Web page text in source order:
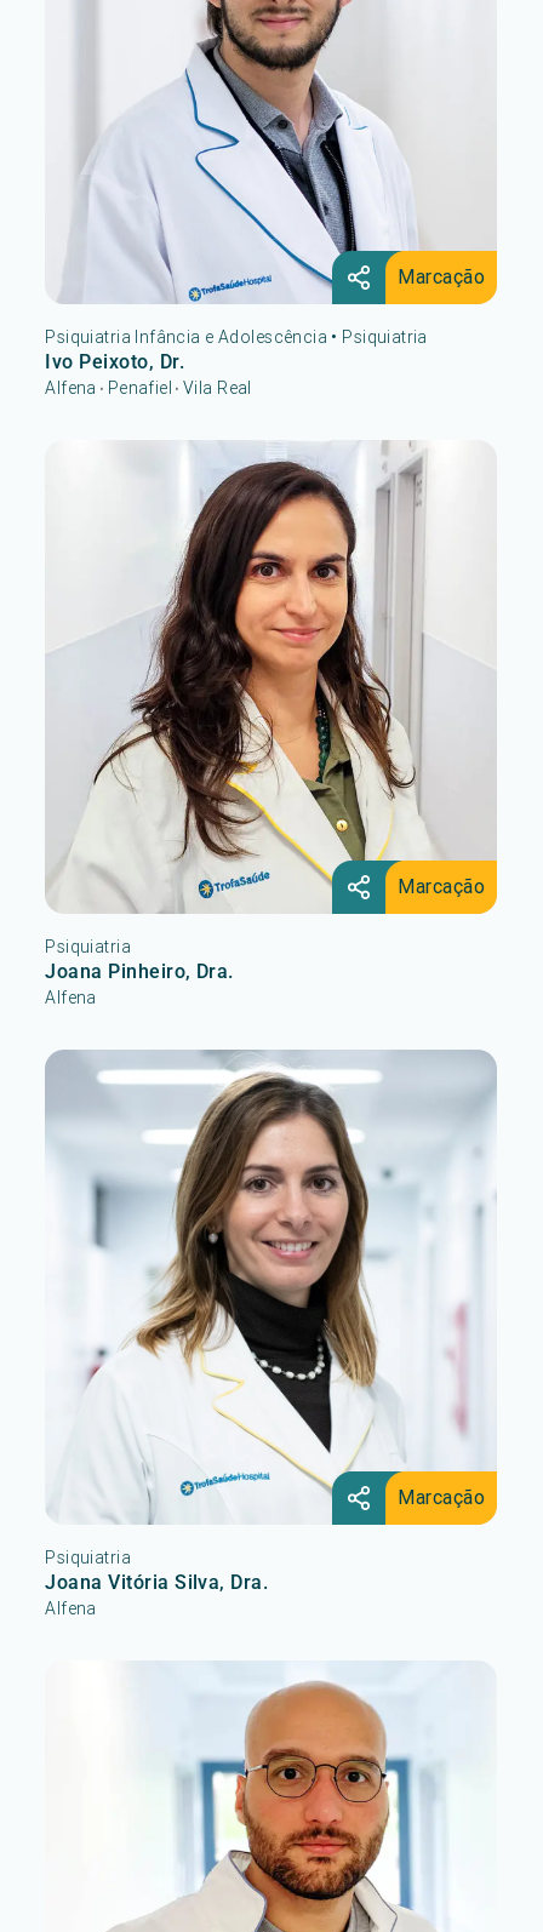
Marcação
Psiquiatria Infância e Adolescência • Psiquiatria
Ivo Peixoto, Dr.
Alfena • Penafiel • Vila Real
Marcação
Psiquiatria
Joana Pinheiro, Dra.
Alfena
Marcação
Psiquiatria
Joana Vitória Silva, Dra.
Alfena